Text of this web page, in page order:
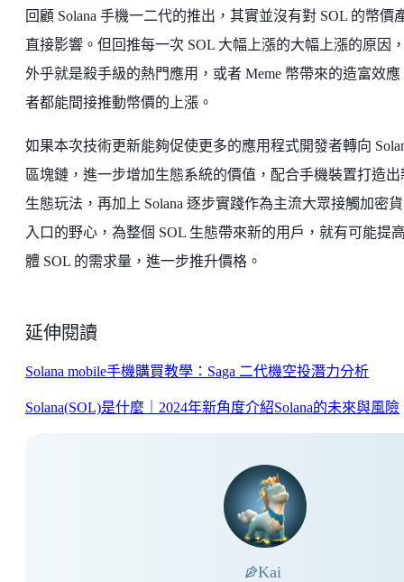
回顧 Solana 手機一二代的推出，其實並沒有對 SOL 的幣價
直接影響。但回推每一次 SOL 大幅上漲的大幅上漲的原因
外乎就是殺手級的熱門應用，或者 Meme 幣帶來的造富效應
者都能間接推動幣價的上漲。
如果本次技術更新能夠促使更多的應用程式開發者轉向
區塊鏈，進一步增加生態系統的價值，配合手機裝置打造出
生態玩法，再加上 Solana 逐步實踐作為主流大眾接觸加密
入口的野心，為整個 SOL 生態帶來新的用戶，就有可能提
體 SOL 的需求量，進一步推升價格。
延伸閱讀
Solana mobile手機購買教學：Saga 二代機空投潛力分析
Solana(SOL)是什麼｜2024年新角度介紹Solana的未來與風險
Kai